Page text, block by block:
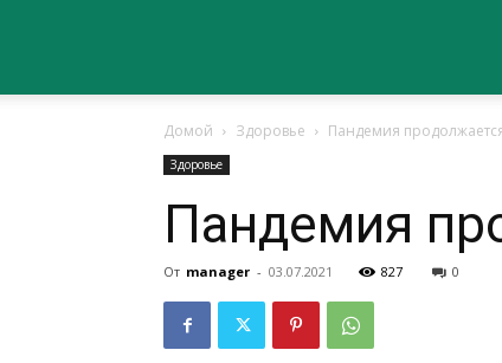
о
здоровье
Домой Здоровье Пандемия
Здоровье
Пандемия
От manager - 03.07.2021 827 0